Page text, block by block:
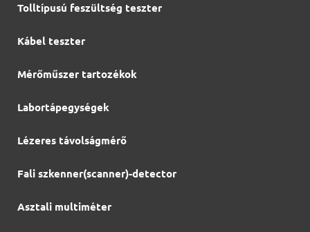
Tolltípusú feszültség teszter
Kábel teszter
Mérőműszer tartozékok
Labortápegységek
Lézeres távolságmérő
Fali szkenner(scanner)-detector
Asztali multiméter